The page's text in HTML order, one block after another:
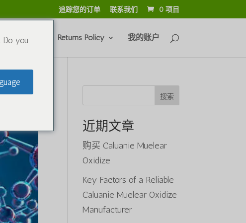
追踪您的订单 联系我们 0 项目
Refunds & Returns Policy 我的账户
搜索
近期文章
购买 Caluanie Muelear
Oxidize
Key Factors of a Reliable
Caluanie Muelear Oxidize
Manufacturer
Do you